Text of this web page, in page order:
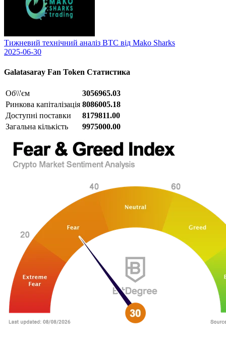
Тижневий технічний аналіз BTC від Mako Sharks
2025-06-30
Galatasaray Fan Token Статистика
Об\\'єм
3056965.03
Ринкова капіталізація 8086005.18
Доступні поставки
8179811.00
Загальна кількість
9975000.00